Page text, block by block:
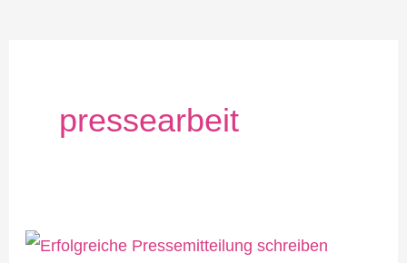
pressearbeit